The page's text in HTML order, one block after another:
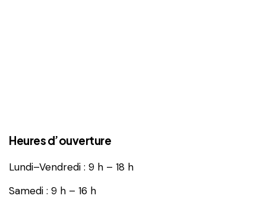
Heures d’ouverture
Lundi–Vendredi : 9 h – 18 h
Samedi : 9 h – 16 h